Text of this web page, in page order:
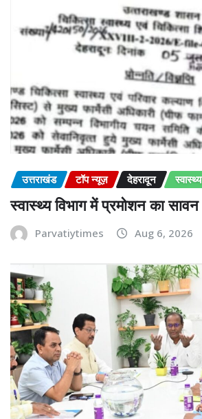
उत्तराखंड टॉप न्यूज़ देहरादून स्वास्थ्य
स्वास्थ्य विभाग में प्रमोशन का सावन
Parvatiytimes Aug 6, 2026